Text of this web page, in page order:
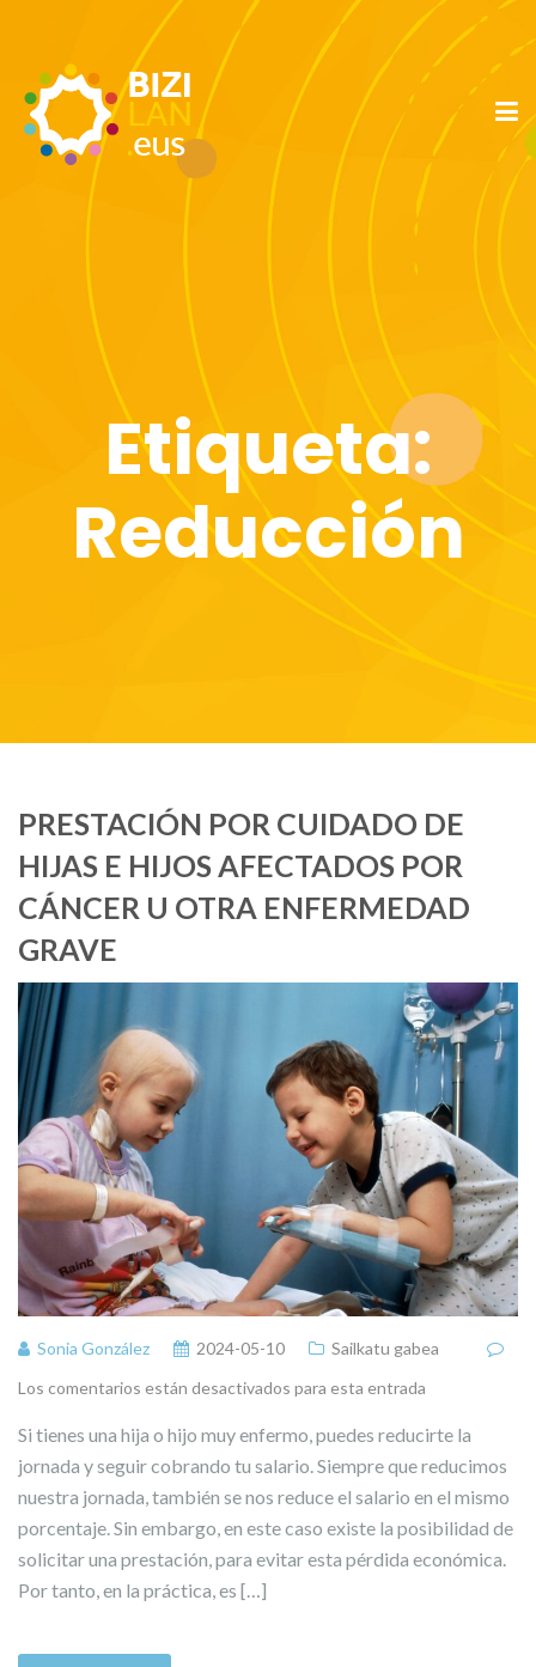
Etiqueta:
Reducción
PRESTACIÓN POR CUIDADO DE
HIJAS E HIJOS AFECTADOS POR
CÁNCER U OTRA ENFERMEDAD
GRAVE
Sonia González 2024-05-10
Sailkatu gabea
Los comentarios están desactivados para esta entrada
Si tienes una hija o hijo muy enfermo, puedes reducirte la
jornada y seguir cobrando tu salario. Siempre que reducimos
nuestra jornada, también se nos reduce el salario en el mismo
porcentaje. Sin embargo, en este caso existe la posibilidad de
solicitar una prestación, para evitar esta pérdida económica.
Por tanto, en la práctica, es […]